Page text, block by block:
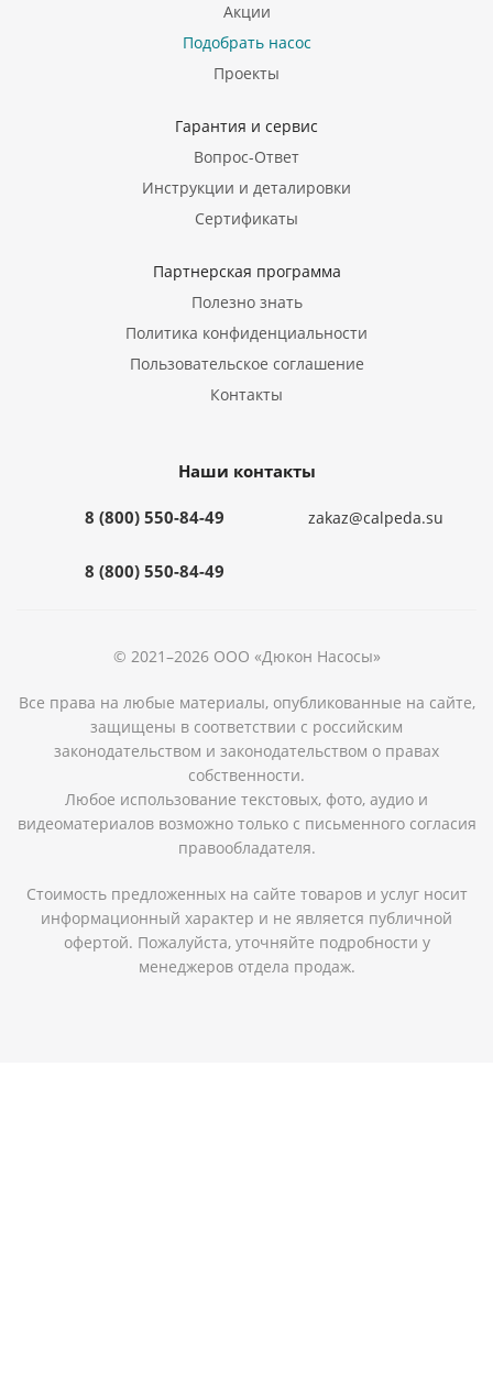
Акции
Подобрать насос
Проекты
Гарантия и сервис
Вопрос-Ответ
Инструкции и деталировки
Сертификаты
Партнерская программа
Полезно знать
Политика конфиденциальности
Пользовательское соглашение
Контакты
Наши контакты
8 (800) 550-84-49
8 (800) 550-84-49
zakaz@calpeda.su
© 2021–2026 ООО «Дюкон Насосы»
Все права на любые материалы, опубликованные на сайте,
защищены в соответствии с российским
законодательством и законодательством о правах
собственности.
Любое использование текстовых, фото, аудио и
видеоматериалов возможно только с письменного согласия
правообладателя.
Стоимость предложенных на сайте товаров и услуг носит
информационный характер и не является публичной
офертой. Пожалуйста, уточняйте подробности у
менеджеров отдела продаж.